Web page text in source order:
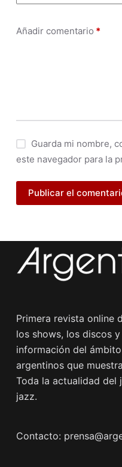
Añadir comentario *
Guarda mi nombre,
este navegador para la
Publicar el
Primera revista online
los shows, los discos
información del
argentinos que
Toda la actualidad del
jazz.
Contacto: